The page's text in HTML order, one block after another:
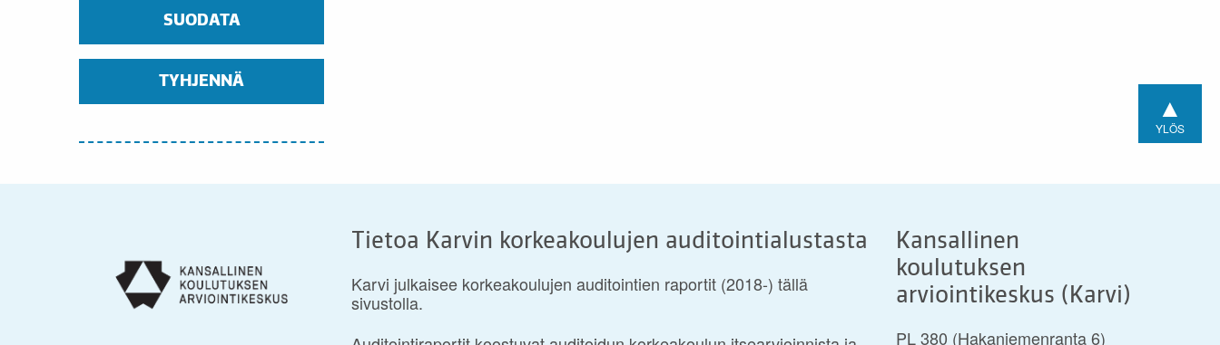
TYHJENNÄ
▲
YLÖS
Tietoa Karvin korkeakoulujen auditointialustasta
Karvi julkaisee korkeakoulujen auditointien raportit (2018-) tällä
sivustolla.
Kansallinen
koulutuksen
arviointikeskus (Karvi)
PL 380 (Hakaniemenranta 6)